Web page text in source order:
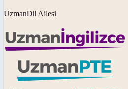
UzmanDil Ailesi